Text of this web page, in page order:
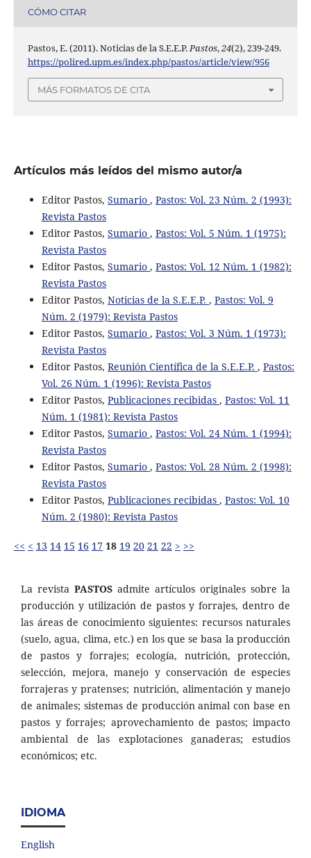
CÓMO CITAR
Pastos, E. (2011). Noticias de la S.E.E.P. Pastos,24(2), 239-249.
https://polired.upm.es/index.php/pastos/article/view/956
MÁS FORMATOS DE CITA
Artículos más leídos del mismo autor/a
Editor Pastos, Sumario , Pastos: Vol. 23 Núm. 2 (1993):
Revista Pastos
Editor Pastos, Sumario , Pastos: Vol. 5 Núm. 1 (1975):
Revista Pastos
Editor Pastos, Sumario , Pastos: Vol. 12 Núm. 1 (1982):
Revista Pastos
Editor Pastos, Noticias de la S.E.E.P. , Pastos: Vol. 9
Núm. 2 (1979): Revista Pastos
Editor Pastos, Sumario , Pastos: Vol. 3 Núm. 1 (1973):
Revista Pastos
Editor Pastos, Reunión Científica de la S.E.E.P. , Pastos:
Vol. 26 Núm. 1 (1996): Revista Pastos
Editor Pastos, Publicaciones recibidas , Pastos: Vol. 11
Núm. 1 (1981): Revista Pastos
Editor Pastos, Sumario , Pastos: Vol. 24 Núm. 1 (1994):
Revista Pastos
Editor Pastos, Sumario , Pastos: Vol. 28 Núm. 2 (1998):
Revista Pastos
Editor Pastos, Publicaciones recibidas , Pastos: Vol. 10
Núm. 2 (1980): Revista Pastos
<< < 13 14 15 16 17 18 19 20 21 22 > >>
La revista PASTOS admite artículos originales sobre la
producción y utilización de pastos y forrajes, dentro de
las áreas de conocimiento siguientes: recursos naturales
(suelo, agua, clima, etc.) en los que se basa la producción
de pastos y forrajes; ecología, nutrición, protección,
selección, mejora, manejo y conservación de especies
forrajeras y pratenses; nutrición, alimentación y manejo
de animales; sistemas de producción animal con base en
pastos y forrajes; aprovechamiento de pastos; impacto
ambiental de las explotaciones ganaderas; estudios
económicos; etc.
IDIOMA
English